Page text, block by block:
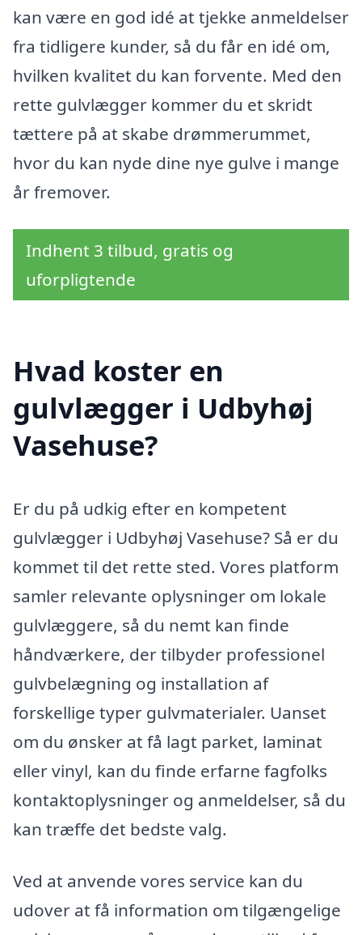
kan være en god idé at tjekke anmeldelser
fra tidligere kunder, så du får en idé om,
hvilken kvalitet du kan forvente. Med den
rette gulvlægger kommer du et skridt
tættere på at skabe drømmerummet,
hvor du kan nyde dine nye gulve i mange
år fremover.
Indhent 3 tilbud, gratis og
uforpligtende
Hvad koster en
gulvlægger i Udbyhøj
Vasehuse?
Er du på udkig efter en kompetent
gulvlægger i Udbyhøj Vasehuse? Så er du
kommet til det rette sted. Vores platform
samler relevante oplysninger om lokale
gulvlæggere, så du nemt kan finde
håndværkere, der tilbyder professionel
gulvbelægning og installation af
forskellige typer gulvmaterialer. Uanset
om du ønsker at få lagt parket, laminat
eller vinyl, kan du finde erfarne fagfolks
kontaktoplysninger og anmeldelser, så du
kan træffe det bedste valg.
Ved at anvende vores service kan du
udover at få information om tilgængelige